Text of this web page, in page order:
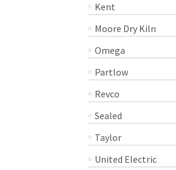
Kent
Moore Dry Kiln
Omega
Partlow
Revco
Sealed
Taylor
United Electric